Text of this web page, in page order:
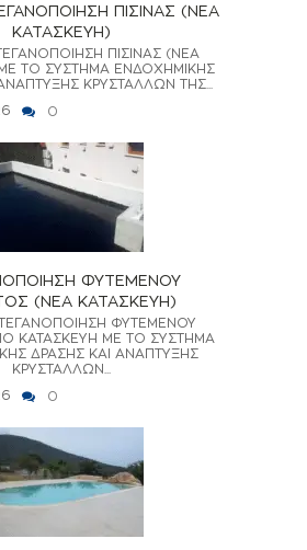
ΠΙΣΙΝΑΣ (ΝΕΑ
ΚΑΤΑΣΚΕΥΗ)
ΠΙΣΙΝΑΣ (ΝΕΑ
ΤΟ ΣΥΣΤΗΜΑ ΕΝΔΟΧΗΜΙΚΗΣ
ΚΡΥΣΤΑΛΛΩΝ ΤΗΣ...
0
ΦΥΤΕΜΕΝΟΥ
(ΝΕΑ ΚΑΤΑΣΚΕΥΗ)
ΦΥΤΕΜΕΝΟΥ
ΚΑΤΑΣΚΕΥΗ ΜΕ ΤΟ ΣΥΣΤΗΜΑ
ΔΡΑΣΗΣ ΚΑΙ ΑΝΑΠΤΥΞΗΣ
ΚΡΥΣΤΑΛΛΩΝ...
0